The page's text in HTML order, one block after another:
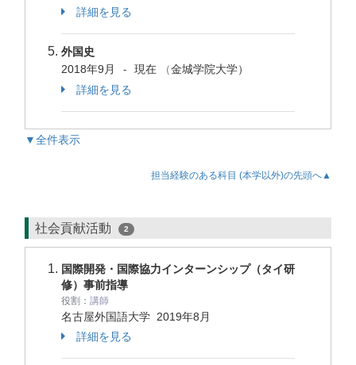
詳細を見る
外国史
2018年9月
- 現在 （金城学院大学）
詳細を見る
▼全件表示
担当経験のある科目 (本学以外)の先頭へ▲
社会貢献活動 2
国際開発・国際協力インターンシップ（タイ研
修）事前指導
役割： 講師
名古屋外国語大学 2019年8月
詳細を見る